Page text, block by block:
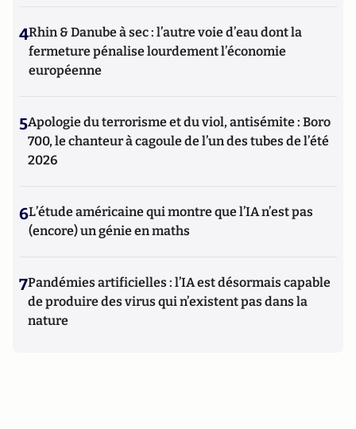
4Rhin & Danube à sec : l’autre voie d’eau dont la
fermeture pénalise lourdement l’économie
européenne
5Apologie du terrorisme et du viol, antisémite : Boro
700, le chanteur à cagoule de l’un des tubes de l’été
2026
6L’étude américaine qui montre que l’IA n’est pas
(encore) un génie en maths
7Pandémies artificielles : l’IA est désormais capable
de produire des virus qui n’existent pas dans la
nature